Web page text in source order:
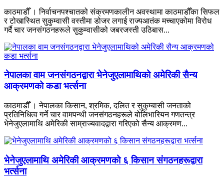
काठमाडौँ । निर्वाचनपश्चातको संक्रमणकालीन अवस्थामा काठमाडौँका सिफल
र टोखास्थित सुकुम्वासी वस्तीमा डोजर लगाई राज्यआतंक मच्चाएकोमा विरोध
गर्दै चार जनसंगठनहरूले सुकुम्वासीको जबरजस्ती उठिबास...
नेपालका वाम जनसंगठनद्वारा भेनेजुएलामाथिको अमेरिकी सैन्य
आक्रमणको कडा भर्त्सना
काठमाडौँ । नेपालका किसान, श्रमिक, दलित र सुकुम्बासी जनताको
प्रतिनिधित्व गर्ने चार वामपन्थी जनसंगठनहरूले बोलिभारियन गणतन्त्र
भेनेजुएलामाथि अमेरिकी साम्राज्यवादद्वारा गरिएको सैन्य आक्रमण...
भेनेजुएलामाथि अमेरिकी आक्रमणको ६ किसान संगठनहरूद्वारा
भर्त्सना